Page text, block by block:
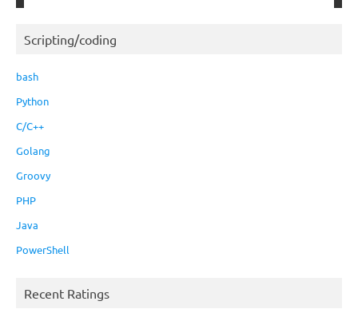
Scripting/coding
bash
Python
C/C++
Golang
Groovy
PHP
Java
PowerShell
Recent Ratings